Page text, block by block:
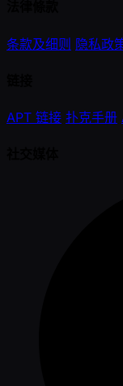
条款及细则 隐私政
APT 链接 扑克手册